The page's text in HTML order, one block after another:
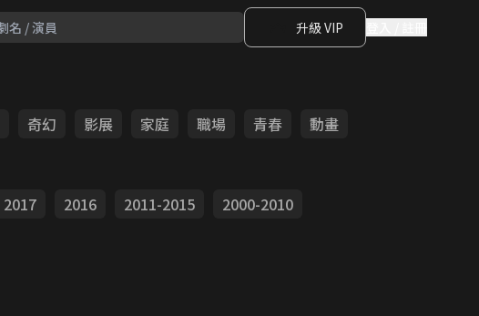
升級 VIP
奇幻 影展 家庭 職場 青春
動畫
2017 2016 2011-2015
2000-2010